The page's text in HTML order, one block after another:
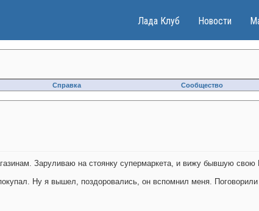
Лада Клуб Новости
Справка Сообщество
Заруливаю на стоянку супермаркета, и вижу бывшую
Ну я вышел, поздоровались, он вспомнил меня.